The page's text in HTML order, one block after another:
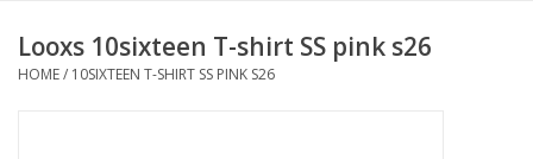
Baby
Looxs 10sixteen T-shirt SS pink s26
HOME/ 10SIXTEEN T-SHIRT SS PINK S26